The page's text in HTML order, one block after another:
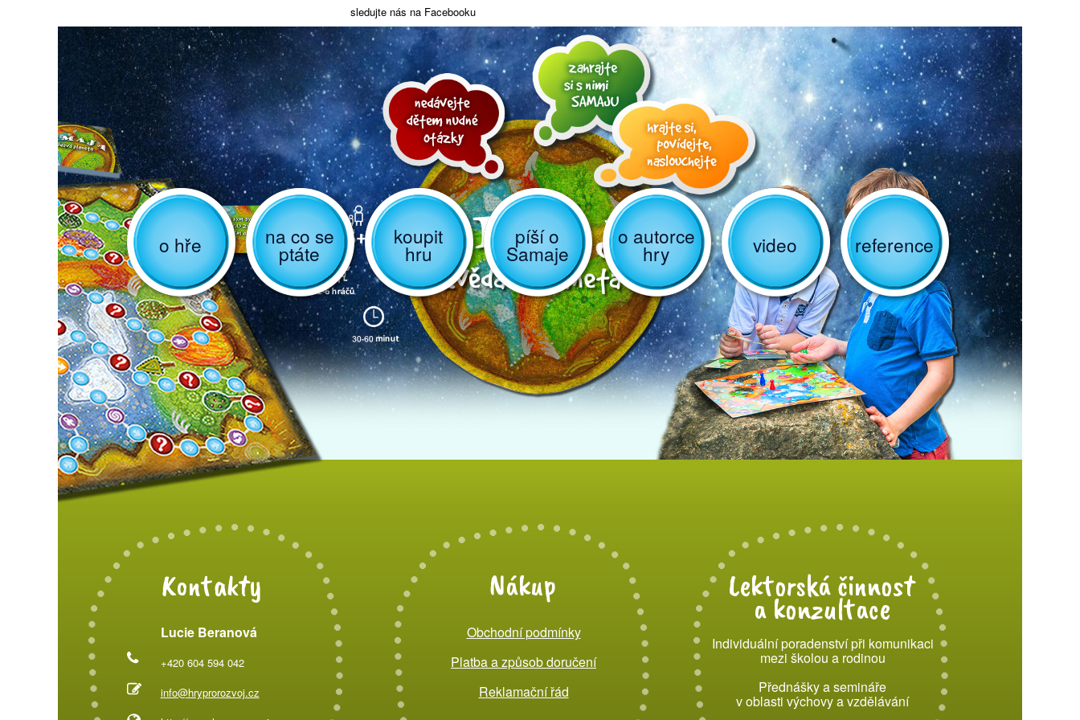
sledujte nás na Facebooku
o hře na co se
ptáte
koupit
hru
píší o
Samaje
o autorce
hry video reference
Kontakty
Lucie Beranová
+420 604 594 042
info@hryprorozvoj.cz
Nákup
Obchodní podmínky
Platba a způsob doručení
Reklamační řád
Lektorská činnost
a konzultace
Individuální poradenství při komunikaci
mezi školou a rodinou
Přednášky a semináře
v oblasti výchovy a vzdělávání